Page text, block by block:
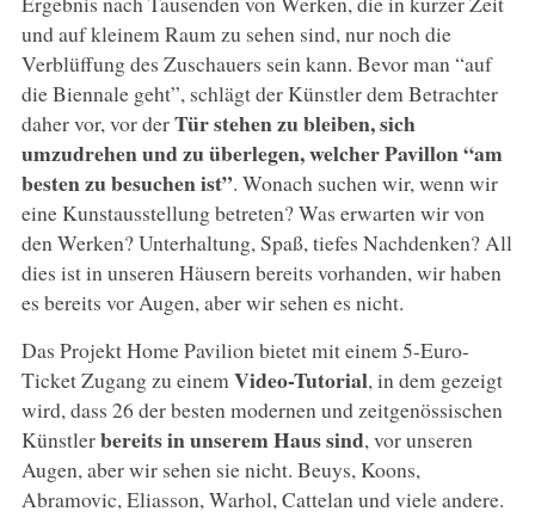
und auf kleinem Raum zu sehen sind, nur noch die
Verblüffung des Zuschauers sein kann. Bevor man “auf
die Biennale geht”, schlägt der Künstler dem Betrachter
daher vor, vor derTür stehen zu bleiben, sich
umzudrehen und zu überlegen, welcher Pavillon “am
besten zu besuchen ist”. Wonach suchen wir, wenn wir
eine Kunstausstellung betreten? Was erwarten wir von
den Werken? Unterhaltung, Spaß, tiefes Nachdenken? All
dies ist in unseren Häusern bereits vorhanden, wir haben
es bereits vor Augen, aber wir sehen es nicht.
Das Projekt Home Pavilion bietet mit einem 5-Euro-
Ticket Zugang zu einem Video-Tutorial, in dem gezeigt
wird, dass 26 der besten modernen und zeitgenössischen
Künstlerbereits in unserem Haus sind, vor unseren
Augen, aber wir sehen sie nicht. Beuys, Koons,
Abramovic, Eliasson, Warhol, Cattelan und viele andere.